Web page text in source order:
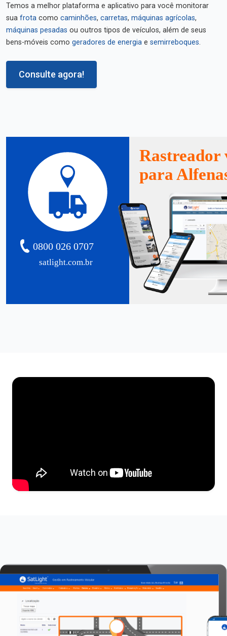
Temos a melhor plataforma e aplicativo para você monitorar
sua frota como caminhões, carretas, máquinas agrícolas,
máquinas pesadas ou outros tipos de veículos, além de seus
bens-móveis como geradores de energia e semirreboques.
Consulte agora!
satlight.com.br
0800 026 0707
Rastreador
para